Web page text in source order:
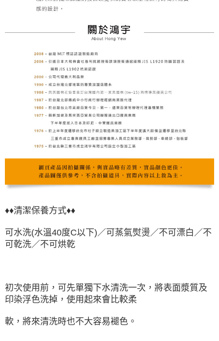
♦♦清潔保養方式♦♦
可水洗(水溫40度C以下)／可蒸氣熨燙／不可漂白／不
可乾洗／不可烘乾
初次使用前，可先單獨下水清洗一次，將表面漿質及
印染浮色洗掉，使用起來會比較柔
軟，將來清洗時也不大容易褪色。